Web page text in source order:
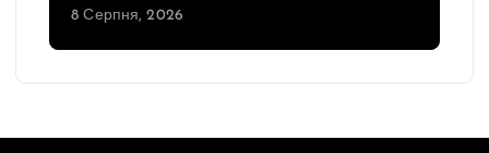
8 Серпня, 2026